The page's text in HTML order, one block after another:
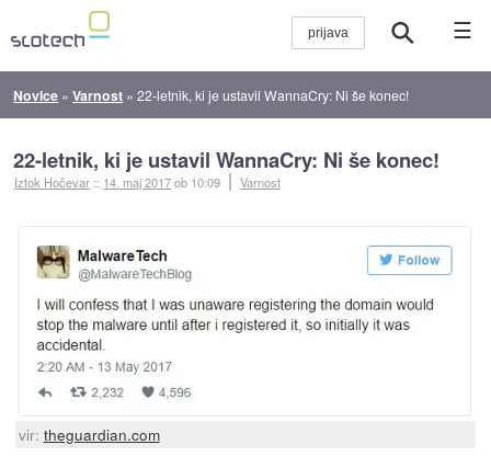
☰
Novice »Varnost »22-letnik, ki je ustavil WannaCry: Ni še konec!
22-letnik, ki je ustavil WannaCry: Ni še konec!
Iztok Hočevar :: 14. maj 2017ob 10:09 Varnost
vir: theguardian.com